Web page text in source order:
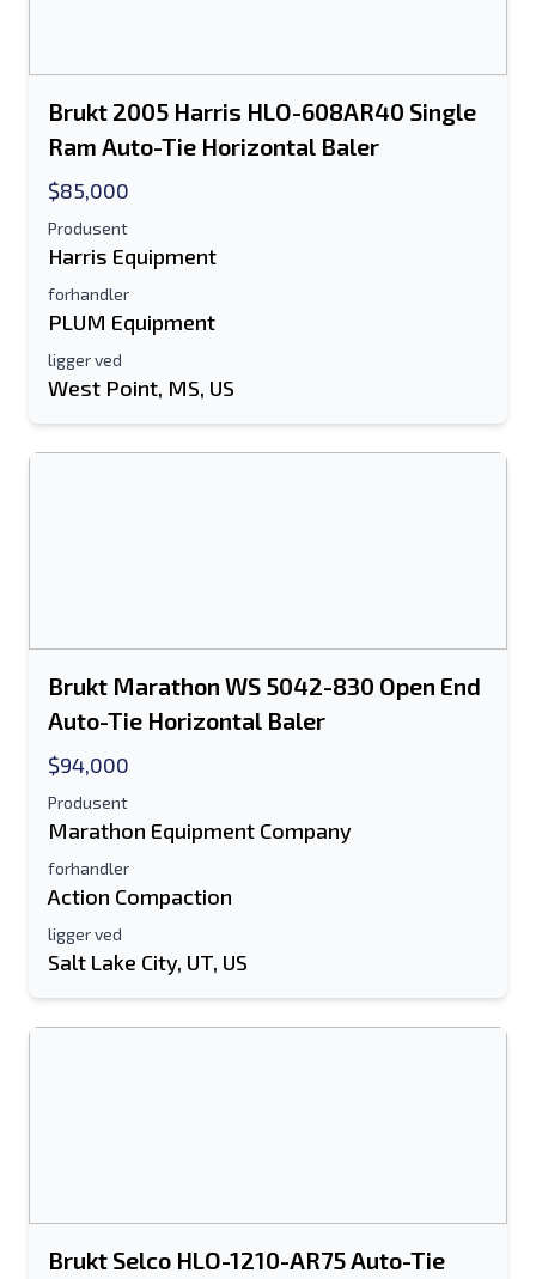
Brukt 2005 Harris HLO-608AR40 Single
Ram Auto-Tie Horizontal Baler
$85,000
Produsent
Harris Equipment
forhandler
PLUM Equipment
ligger ved
West Point, MS, US
Brukt Marathon WS 5042-830 Open End
Auto-Tie Horizontal Baler
$94,000
Produsent
Marathon Equipment Company
forhandler
Action Compaction
ligger ved
Salt Lake City, UT, US
Brukt Selco HLO-1210-AR75 Auto-Tie